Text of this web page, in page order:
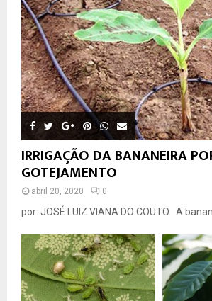
IRRIGAÇÃO DA BANANEIRA
GOTEJAMENTO
abril 20, 2020 0
por: JOSÉ LUIZ VIANA DO COUTO A